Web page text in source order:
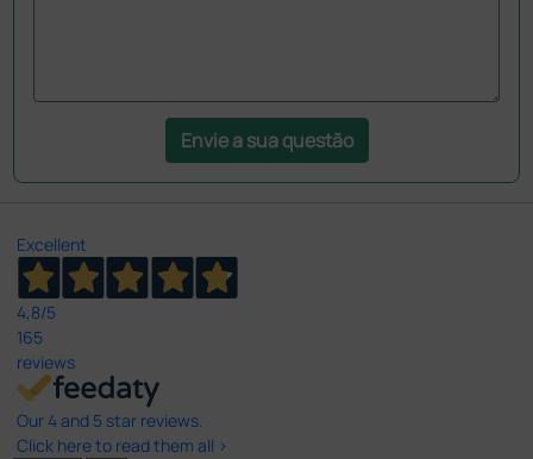
Envie a sua questão
Excellent
4,8/5
165
reviews
Our 4 and 5 star reviews.
Click here to read them all >